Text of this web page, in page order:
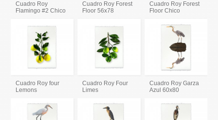
Cuadro Roy
Flamingo #2 Chico
Cuadro Roy Forest
Floor 56x78
Cuadro Roy Forest
Floor Chico
Cuadro Roy four
Lemons
Cuadro Roy Four
Limes
Cuadro Roy Garza
Azul 60x80